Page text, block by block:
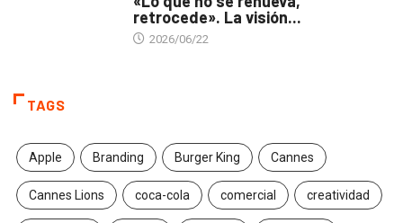
retrocede». La visión...
2026/06/22
TAGS
Apple Branding Burger King Cannes
Cannes Lions coca-cola comercial creatividad